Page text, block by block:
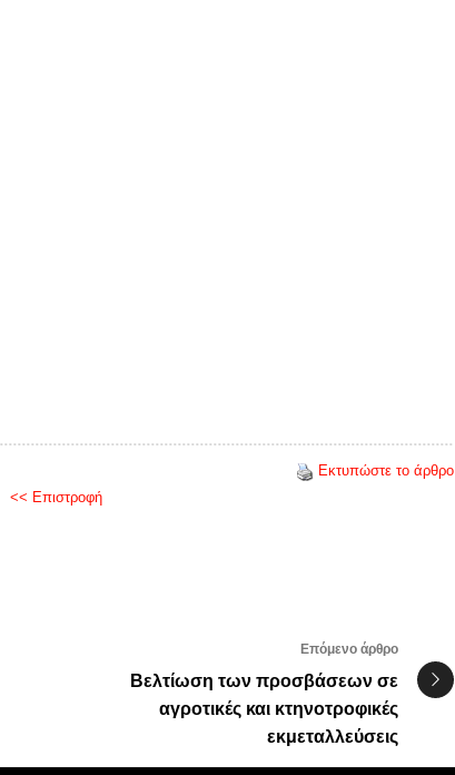
Εκτυπώστε το άρθρο
<< Επιστροφή
Επόμενο άρθρο
Βελτίωση των προσβάσεων σε
αγροτικές και κτηνοτροφικές
εκμεταλλεύσεις